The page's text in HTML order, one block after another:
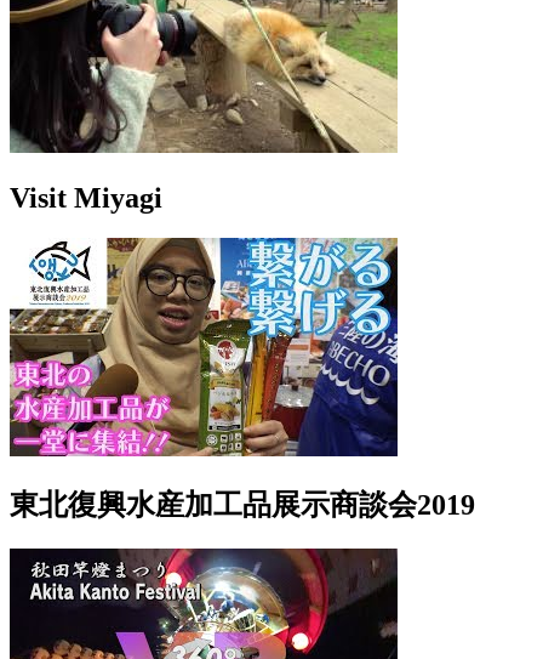
Visit Miyagi
東北復興水産加工品展示商談会2019